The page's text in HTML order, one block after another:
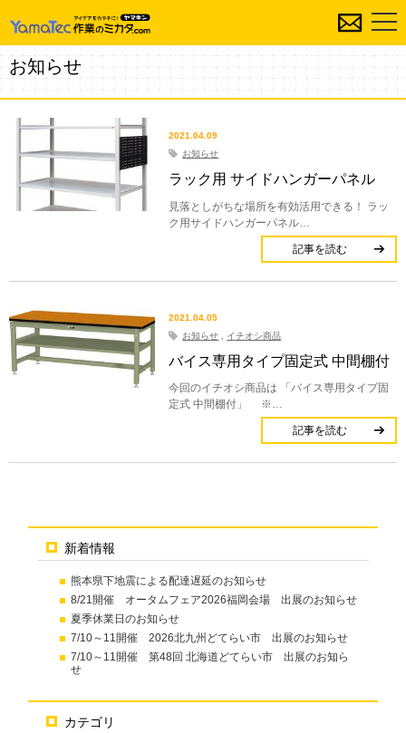
お知らせ
新着情報
熊本県下地震による配達遅延のお知らせ
8/21開催 オータムフェア2026福岡会場 出展のお知らせ
夏季休業日のお知らせ
7/10～11開催 2026北九州どてらい市 出展のお知らせ
7/10～11開催 第48回 北海道どてらい市 出展のお知ら
せ
カテゴリ
2021.04.09
お知らせ
ラック用 サイドハンガーパネル
見落としがちな場所を有効活用できる！ ラッ
ク用サイドハンガーパネル…
記事を読む
2021.04.05
お知らせ
イチオシ商品
バイス専用タイプ固定式 中間棚付
今回のイチオシ商品は 「バイス専用タイプ固
定式 中間棚付」 ※…
記事を読む